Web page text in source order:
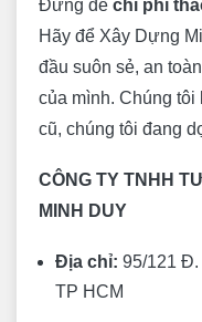
Đừng để chi phí
Hãy để Xây Dựng
đầu suôn sẻ, an
của mình. Chúng tôi
cũ, chúng tôi đang
CÔNG TY TNHH
MINH DUY
Địa chỉ: 95/121 Đ.
TP HCM